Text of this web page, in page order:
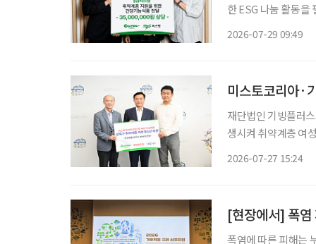
한 ESG 나눔 활동을 펼쳤다. 기빙플러스는 지난 28일 씨스팡으로부
2026-07-29 09:49
재단법인 기빙플러
생시켜 취약계층 여성 450명에게 전달했
2026-07-27 15:24
[현장에서] 폭
폭염에 따른 피해는